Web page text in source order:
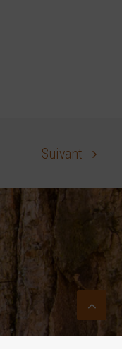
Suivant